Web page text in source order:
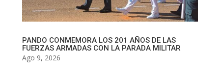
PANDO CONMEMORA LOS 201 AÑOS DE LAS
FUERZAS ARMADAS CON LA PARADA MILITAR
Ago 9, 2026